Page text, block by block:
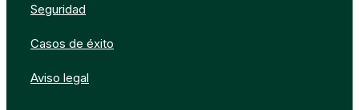
Seguridad
Casos de éxito
Aviso legal